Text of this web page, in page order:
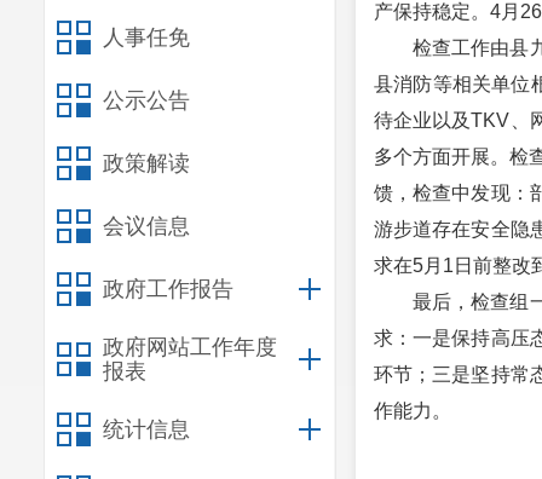
人事任免
公示公告
政策解读
会议信息
政府工作报告
政府网站工作年度
报表
统计信息
产保持稳定。4月
检查工作由县
县消防等相关单位
待企业以及TKV、
多个方面开展。检
馈，检查中发现：
游步道存在安全隐
求在5月1日前整改
最后，检查组
求：一是保持高压
环节；三是坚持常
作能力。